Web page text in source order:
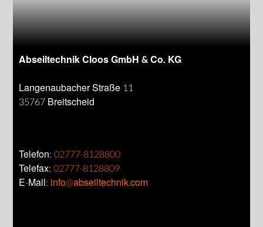
Abseiltechnik Cloos GmbH & Co. KG
Langenaubacher Straße 11
35767 Breitscheid
Telefon:02777-8128800
Telefax:02777-8128809
E-Mail: info@abseiltechnik.com